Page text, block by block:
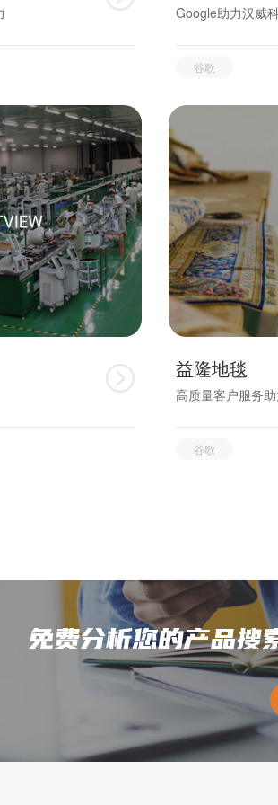
Google助力汉威
谷歌
益隆地毯
高质量客户服务
谷歌
免费分析您的产品搜